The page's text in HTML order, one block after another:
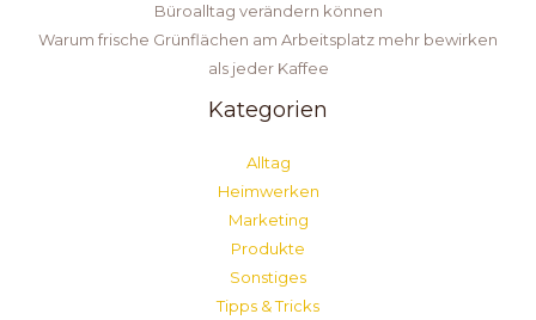
Büroalltag verändern können
Warum frische Grünflächen am Arbeitsplatz mehr bewirken
als jeder Kaffee
Kategorien
Alltag
Heimwerken
Marketing
Produkte
Sonstiges
Tipps & Tricks